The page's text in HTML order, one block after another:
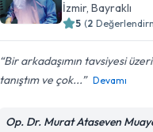
İzmir,Bayraklı
5 (2
Bir arkadaşımın tavsiyesi
tanıştım ve çok...
Devamı
Op. Dr. Murat Ataseven